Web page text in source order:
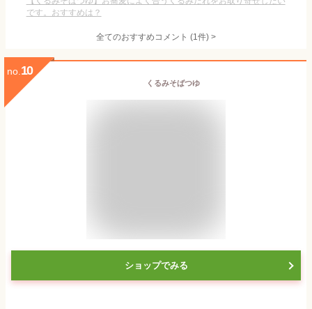
です。おすすめは？
全てのおすすめコメント (1件) >
no. 10
くるみそばつゆ
ショップでみる